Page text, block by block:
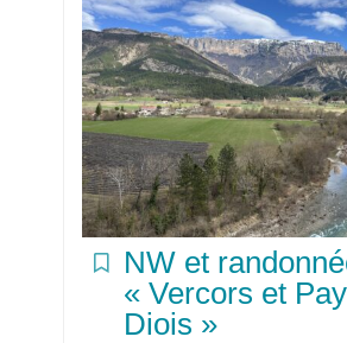
NW et
« Vercors et
Diois »